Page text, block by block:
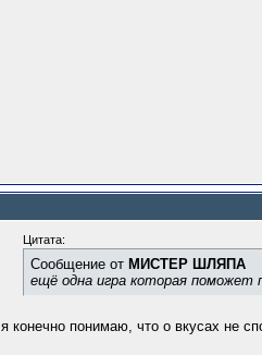
Цитата:
Сообщение от МИСТЕР ШЛЯПА
ещё одна игра которая поможет
я конечно понимаю, что о вкусах не